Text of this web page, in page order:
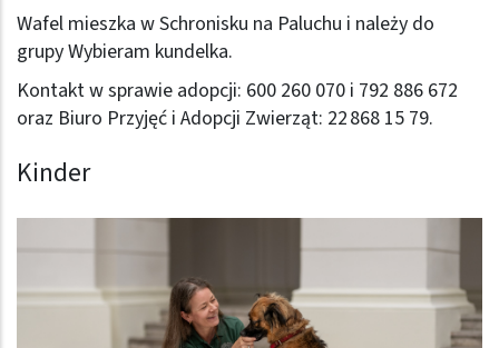
Wafel mieszka w Schronisku na Paluchu i należy do
grupy Wybieram kundelka.
Kontakt w sprawie adopcji: 600 260 070 i 792 886 672
oraz Biuro Przyjęć i Adopcji Zwierząt: 22 868 15 79.
Kinder